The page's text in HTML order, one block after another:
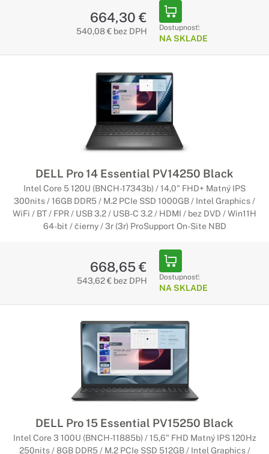
664,30 €
540,08 € bez DPH Dostupnosť:
NA SKLADE
DELL Pro 14 Essential PV14250 Black
Intel Core 5 120U (BNCH-17343b) / 14,0" FHD+ Matný IPS
300nits / 16GB DDR5 / M.2 PCIe SSD 1000GB / Intel Graphics /
WiFi / BT / FPR / USB 3.2 / USB-C 3.2 / HDMI / bez DVD / Win11H
64-bit / čierny / 3r (3r) ProSupport On-Site NBD
668,65 €
543,62 € bez DPH Dostupnosť:
NA SKLADE
DELL Pro 15 Essential PV15250 Black
Intel Core 3 100U (BNCH-11885b) / 15,6" FHD Matný IPS 120Hz
250nits / 8GB DDR5 / M.2 PCIe SSD 512GB / Intel Graphics /